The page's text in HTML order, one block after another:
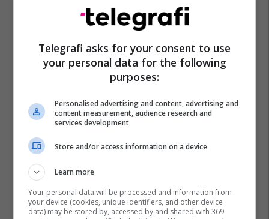
Telegrafi asks for your consent to use
your personal data for the following
purposes:
Personalised advertising and content, advertising and
content measurement, audience research and
services development
Store and/or access information on a device
Learn more
Your personal data will be processed and information from
your device (cookies, unique identifiers, and other device
data) may be stored by, accessed by and shared with 369